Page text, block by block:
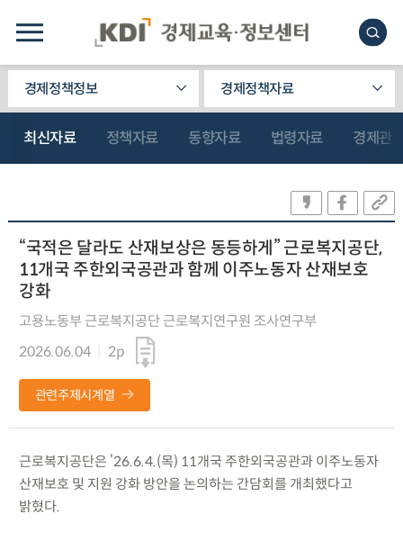
경제정책정보 경제정책자료
최신자료 정책자료 동향자료 법령자료 경제관
“국적은 달라도 산재보상은 동등하게” 근로복지공단,
11개국 주한외국공관과 함께 이주노동자 산재보호
강화
고용노동부 근로복지공단 근로복지연구원 조사연구부
2026.06.04
2p
관련주제시계열
근로복지공단은 ’26.6.4.(목) 11개국 주한외국공관과 이주노동자
산재보호 및 지원 강화 방안을 논의하는 간담회를 개최했다고
밝혔다.